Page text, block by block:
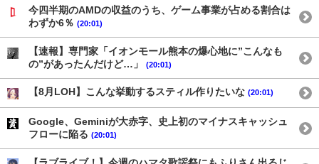
今四半期のAMDの収益のうち、ゲーム事業が占める割合は
わずか6％ (20:01)
【速報】専門家「イオンモール熊本の爆心地に”こんなも
の”があったんだけど…」
(20:01)
【8月LOH】こんな挙動するスティル作りたいな (20:01)
Google、Geminiが大赤字、史上初のマイナスキャッシュ
フローに陥る (20:01)